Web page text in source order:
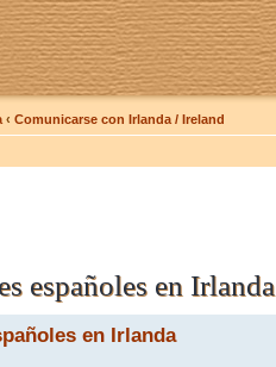
‹ Comunicarse con Irlanda / Ireland
españoles en Irlanda
en Irlanda